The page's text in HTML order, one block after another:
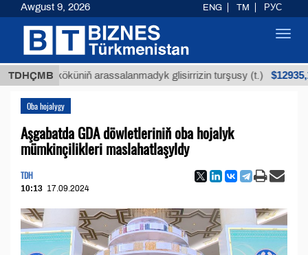
TDHÇMB
köküniň arassalanmadyk glisirrizin turşusy (t.) $12935,18
Oba hojalygy
Aşgabatda GDA döwletleriniň oba hojalyk
mümkinçilikleri maslahatlaşyldy
TDH
10:13 17.09.2024
Awgust 9, 2026 ENG TM РУС